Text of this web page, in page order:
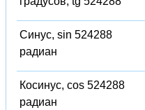
Синус, sin 524288
радиан
Косинус, cos 524288
радиан